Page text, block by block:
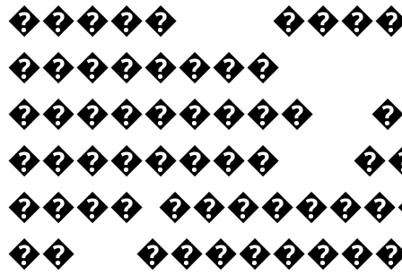
�����
���������
��������
����
��